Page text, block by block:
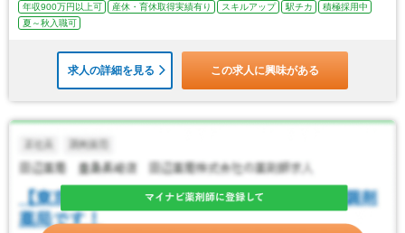
年収900万円以上可 産休・育休取得実績有り スキルアップ 駅チカ
積極採用中
夏～秋入職可
求人の詳細を見る この求人に興味がある